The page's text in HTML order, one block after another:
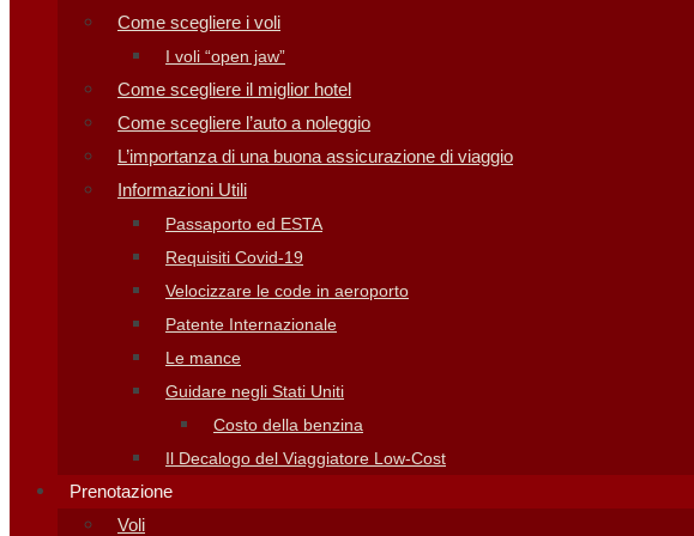
Come scegliere i voli
I voli “open jaw”
Come scegliere il miglior hotel
Come scegliere l’auto a noleggio
L’importanza di una buona assicurazione di viaggio
Informazioni Utili
Passaporto ed ESTA
Requisiti Covid-19
Velocizzare le code in aeroporto
Patente Internazionale
Le mance
Guidare negli Stati Uniti
Costo della benzina
Il Decalogo del Viaggiatore Low-Cost
Prenotazione
Voli